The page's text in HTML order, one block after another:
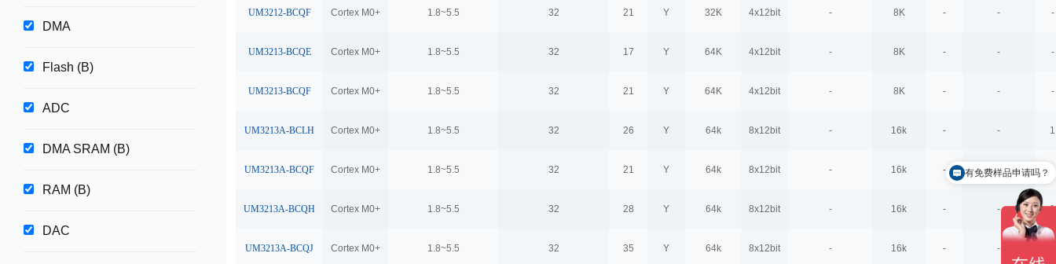
DMA
Flash (B)
ADC
DMA SRAM (B)
RAM (B)
DAC
UM3212-BCQF Cortex M0+ 1.8~5.5 32 21 Y 32K 4x12bit - 8K - - -
UM3213-BCQE Cortex M0+ 1.8~5.5 32 17 Y 64K 4x12bit - 8K - - -
UM3213-BCQF Cortex M0+ 1.8~5.5 32 21 Y 64K 4x12bit - 8K - - -
UM3213A-BCLH Cortex M0+ 1.8~5.5 32 26 Y 64k 8x12bit - 16k - - 1
UM3213A-BCQF Cortex M0+ 1.8~5.5 32 21 Y 64k 8x12bit - 16k - -
UM3213A-BCQH Cortex M0+ 1.8~5.5 32 28 Y 64k 8x12bit - 16k - - 1
UM3213A-BCQJ Cortex M0+ 1.8~5.5 32 35 Y 64k 8x12bit - 16k - -
有免费样品申请吗？